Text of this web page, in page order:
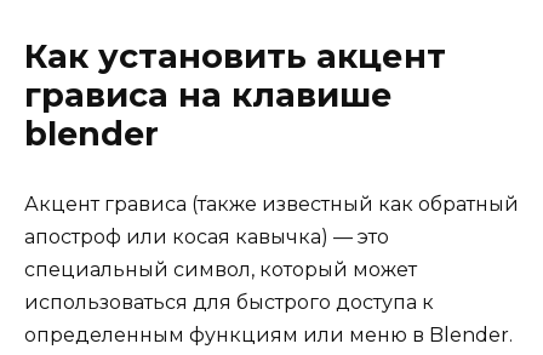
Как установить акцент
грависа на клавише
blender
Акцент грависа (также известный как обратный
апостроф или косая кавычка) — это
специальный символ, который может
использоваться для быстрого доступа к
определенным функциям или меню в Blender.